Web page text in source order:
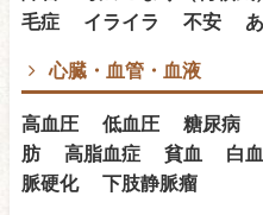
毛症 イライラ 不安 あ
心臓・血管・血液
高血圧 低血圧 糖尿病
肪 高脂血症 貧血 白
脈硬化 下肢静脈瘤